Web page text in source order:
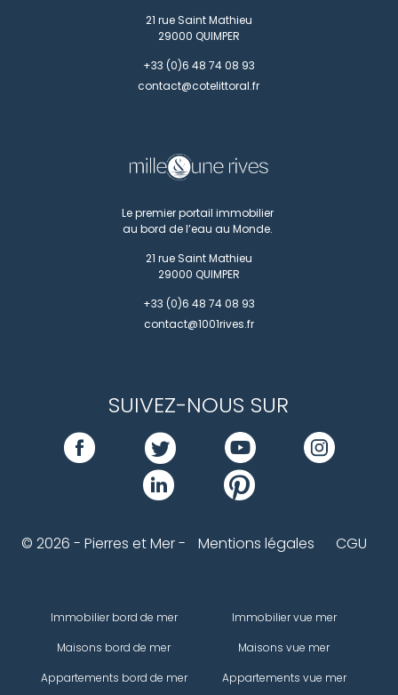
21 rue Saint Mathieu
29000 QUIMPER
+33 (0)6 48 74 08 93
contact@cotelittoral.fr
Le premier portail immobilier
au bord de l’eau au Monde.
21 rue Saint Mathieu
29000 QUIMPER
+33 (0)6 48 74 08 93
contact@1001rives.fr
SUIVEZ-NOUS SUR
© 2026 - Pierres et Mer - Mentions légales CGU
Immobilier bord de mer
Maisons bord de mer
Appartements bord de mer
Immobilier vue mer
Maisons vue mer
Appartements vue mer